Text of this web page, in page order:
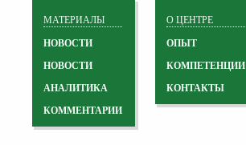
О ЦЕНТРЕ
ОПЫТ
КОМПЕТЕНЦИИ
КОНТАКТЫ
МАТЕРИАЛЫ
НОВОСТИ
НОВОСТИ
АНАЛИТИКА
КОММЕНТАРИИ